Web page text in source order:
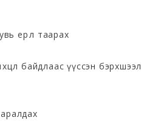
ерөөл таарах
байдлаас үүссэн бэрхшээл